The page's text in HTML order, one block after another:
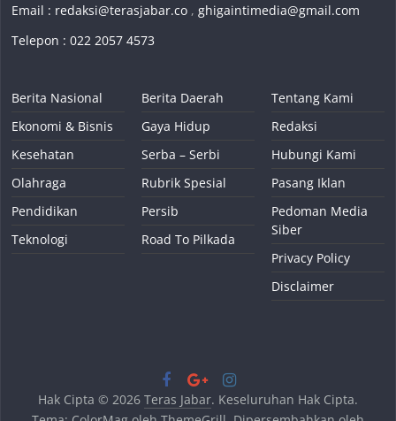
Email : redaksi@terasjabar.co ,ghigaintimedia@gmail.com
Telepon : 022 2057 4573
Berita Nasional
Ekonomi & Bisnis
Kesehatan
Olahraga
Pendidikan
Teknologi
Berita Daerah
Gaya Hidup
Serba – Serbi
Rubrik Spesial
Persib
Road To Pilkada
Tentang Kami
Redaksi
Hubungi Kami
Pasang Iklan
Pedoman Media
Siber
Privacy Policy
Disclaimer
Hak Cipta © 2026 Teras Jabar. Keseluruhan Hak Cipta.